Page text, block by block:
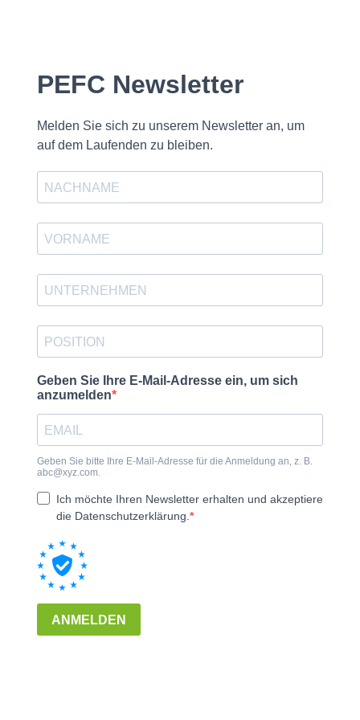
PEFC Newsletter
Melden Sie sich zu unserem Newsletter an, um
auf dem Laufenden zu bleiben.
Geben Sie Ihre E-Mail-Adresse ein, um sich
anzumelden
Geben Sie bitte Ihre E-Mail-Adresse für die Anmeldung an, z. B.
abc@xyz.com.
Ich möchte Ihren Newsletter erhalten und akzeptiere
die Datenschutzerklärung.
ANMELDEN